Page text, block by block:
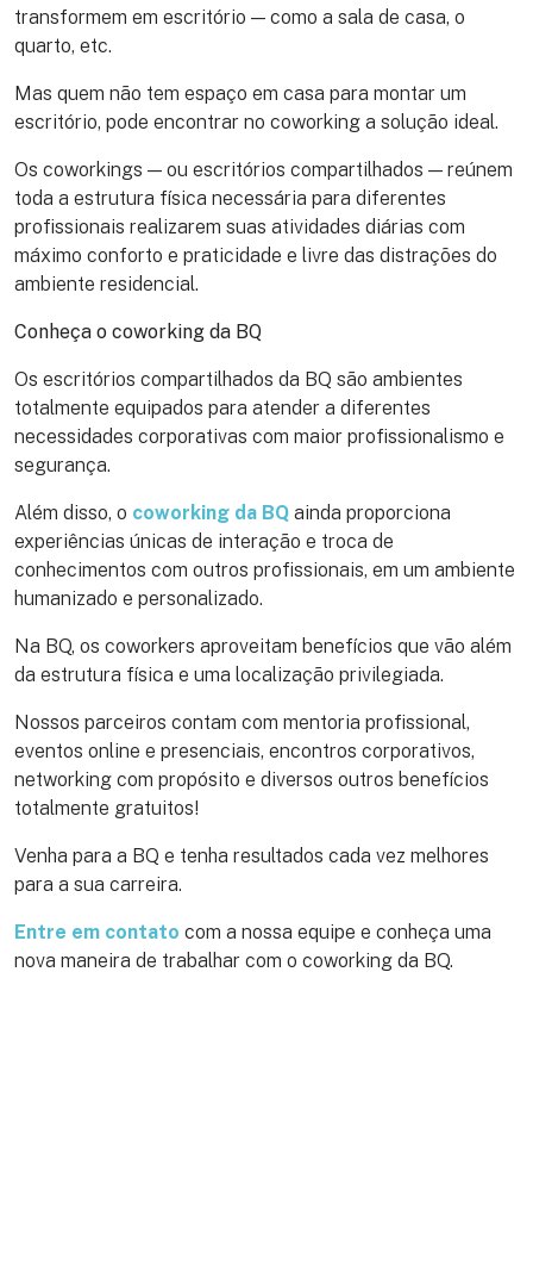
transformem em escritório — como a sala de casa, o
quarto, etc.
Mas quem não tem espaço em casa para montar um
escritório, pode encontrar no coworking a solução ideal.
Os coworkings — ou escritórios compartilhados — reúnem
toda a estrutura física necessária para diferentes
profissionais realizarem suas atividades diárias com
máximo conforto e praticidade e livre das distrações do
ambiente residencial.
Conheça o coworking da BQ
Os escritórios compartilhados da BQ são ambientes
totalmente equipados para atender a diferentes
necessidades corporativas com maior profissionalismo e
segurança.
Além disso, o coworking da BQ ainda proporciona
experiências únicas de interação e troca de
conhecimentos com outros profissionais, em um ambiente
humanizado e personalizado.
Na BQ, os coworkers aproveitam benefícios que vão além
da estrutura física e uma localização privilegiada.
Nossos parceiros contam com mentoria profissional,
eventos online e presenciais, encontros corporativos,
networking com propósito e diversos outros benefícios
totalmente gratuitos!
Venha para a BQ e tenha resultados cada vez melhores
para a sua carreira.
Entre em contato com a nossa equipe e conheça uma
nova maneira de trabalhar com o coworking da BQ.